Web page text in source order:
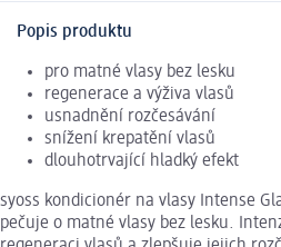
Popis produktu
pro matné vlasy bez lesku
regenerace a výživa vlasů
usnadnění rozčesávání
snížení krepatění vlasů
dlouhotrvající hladký efekt
syoss kondicionér na vlasy Intense
pečuje o matné vlasy bez lesku.